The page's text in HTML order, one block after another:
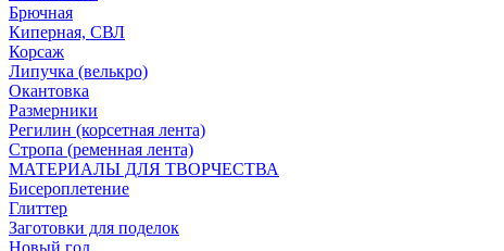
Брючная
Киперная, СВЛ
Корсаж
Липучка (велькро)
Окантовка
Размерники
Регилин (корсетная лента)
Стропа (ременная лента)
МАТЕРИАЛЫ ДЛЯ ТВОРЧЕСТВА
Бисероплетение
Глиттер
Заготовки для поделок
Новый год